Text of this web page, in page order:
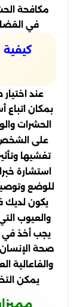
مكافحة
في
عند
بمكان
الحشرات
على الشخص
تفشيها
استشارة
للوضع
يكون لديك
والعيوب
يجب أخذ في
صحة
والفاعالية
يمكن